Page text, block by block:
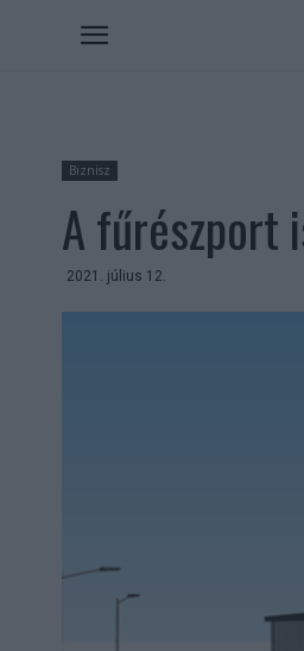
Biznisz
A fűrészport
2021. július 12.